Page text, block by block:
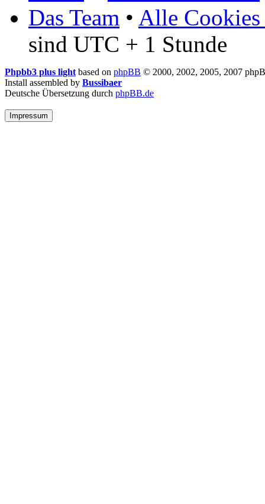
Das Team • Alle Cookies
sind UTC + 1 Stunde
Phpbb3 plus light based on phpBB © 2000, 2002, 2005, 2007
Install assembled by Bussibaer
Deutsche Übersetzung durch phpBB.de